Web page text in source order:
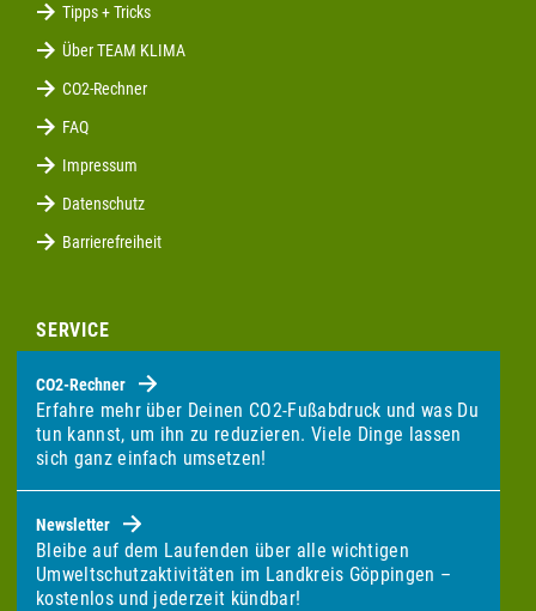
Tipps + Tricks
Über TEAM KLIMA
CO2-Rechner
FAQ
Impressum
Datenschutz
Barrierefreiheit
SERVICE
CO2-Rechner
Erfahre mehr über Deinen CO2-Fußabdruck und was Du
tun kannst, um ihn zu reduzieren. Viele Dinge lassen
sich ganz einfach umsetzen!
Newsletter
Bleibe auf dem Laufenden über alle wichtigen
Umweltschutzaktivitäten im Landkreis Göppingen –
kostenlos und jederzeit kündbar!